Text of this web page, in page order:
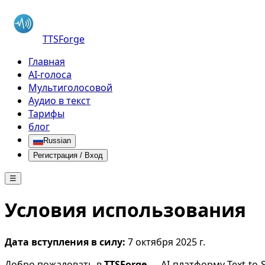
TTSForge
Главная
AI-голоса
Мультиголосовой
Аудио в текст
Тарифы
блог
Russian
Регистрация / Вход
☰
Условия использования
Дата вступления в силу: 7 октября 2025 г.